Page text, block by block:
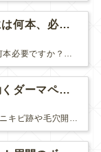
ヒアルロン酸、私には何本、必要ですか？
毛穴とニキビ跡に効くダーマペン４フルコース
ダーマペン4フルコースはニキビ跡や毛穴開きで悩まれている方に自信を持ってお勧めできる美肌治療です。 ↑ ダーマペン4フルコースを4回行いました。 ニキビ跡と毛穴開きが改善して肌のキメが整いまし...